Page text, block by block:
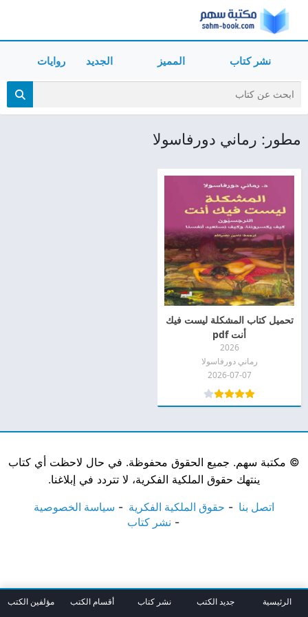
نشر كتاب المميز الجديد روايات
مطور: رماني دورفاسولا
تحميل كتاب المشكلة ليست فيك
أنت pdf
2026
رماني دورفاسولا
2026-07-07
© مكتبة سهم. جميع الحقوق محفوظة. في حال لاحظت أي كتاب
ينتهك حقوق الملكية الفكرية، لا تتردد في إبلاغنا.
اتصل بنا حقوق الملكية الفكرية
سياسة الخصوصية
نشر كتاب
الرئيسية جديد الكتب نشر كتاب أقسام الكتب مؤلفين الكتب